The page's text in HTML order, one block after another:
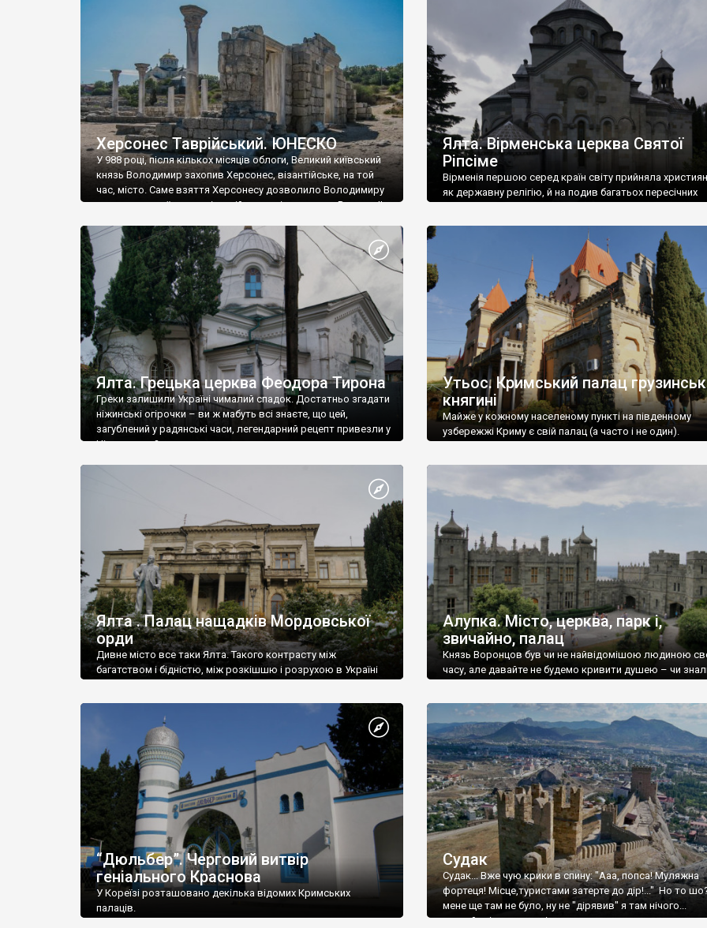
візантійської доби. Раритети викрадені з фондів об’єкту
культурної спадщини ЮНЕСКО «Херсонеса Таврійського».
Офіційно – на виставку «Золото Візантії», але експерти та
влада в Україні вважають це лише […]
називаються «повстяками» (postaki)…” “Вино. Крим
виробляє відмінне вино і його вдосталь: воно все
легке біле і дуже […]
Херсонес Таврійський. ЮНЕСКО
У 988 році, після кількох місяців облоги, Великий київський
князь Володимир захопив Херсонес, візантійське, на той
час, місто. Саме взяття Херсонесу дозволило Володимиру
диктувати свої умови візантійському імператору Василю ІІ,
Херсонесі Володимир-язичник, став Василем-
християнином. А потім було Хрещення Русі. На честь
Херсонесу Таврійського названо місто […]
Ялта. Вірменська церква Святої
Ріпсіме
Вірменія першою серед країн світу прийняла
як державну релігію, й на подив багатьох пересічних
Ялта. Грецька церква Феодора Тирона
Греки залишили Україні чималий спадок. Достатньо згадати
ніжинські огірочки – ви ж мабуть всі знаєте, що цей,
загублений у радянські часи, легендарний рецепт привезли у
Ніжин греки?
Утьос. Кримський палац
княгині
Майже у кожному населеному пункті на південному
узбережжі Криму є свій палац (а часто і не один).
Ялта . Палац нащадків Мордовської
орди
Дивне місто все таки Ялта. Такого контрасту між
багатством і бідністю, між розкішшю і розрухою в Україні
Алупка. Місто, церква, парк і,
звичайно, палац
Князь Воронцов був чи не найвідомішою людиною
часу, але давайте не будемо кривити душею – чи
“Дюльбер”. Черговий витвір
геніального Краснова
У Кореїзі розташовано декілька відомих Кримських
палаців.
Судак
Судак... Вже чую крики в спину: "Ааа, попса! Муляжна
фортеця! Місце,туристами затерте до дір!..." Но то
мене ще там не було, ну не "дірявив" я там нічого...
принаймні до цього літа.